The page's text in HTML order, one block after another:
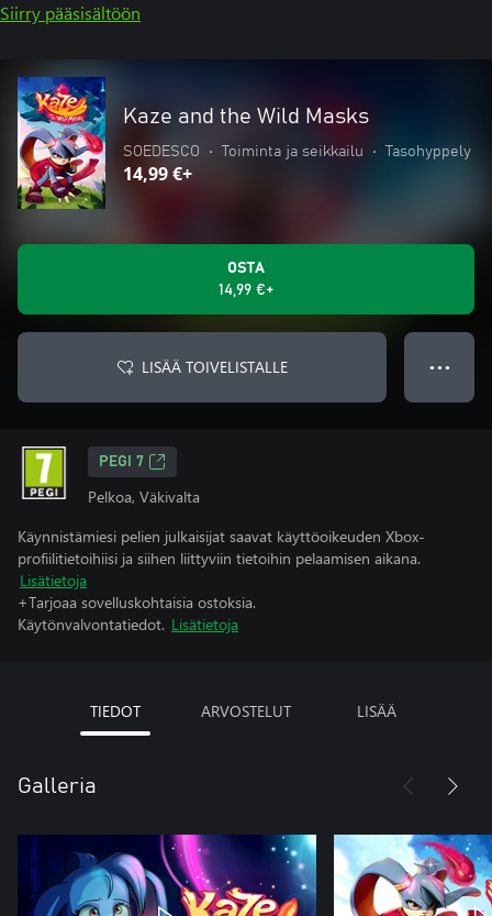
Siirry pääsisältöön
Kaze and the Wild Masks
SOEDESCO • Toiminta ja seikkailu • Tasohyppely
14,99 €+
OSTA
14,99 €+
LISÄÄ TOIVELISTALLE ● ● ●
PEGI 7
Pelkoa, Väkivalta
Käynnistämiesi pelien julkaisijat saavat käyttöoikeuden Xbox-
profiilitietoihiisi ja siihen liittyviin tietoihin pelaamisen aikana.
Lisätietoja
+Tarjoaa sovelluskohtaisia ostoksia.
Käytönvalvontatiedot. Lisätietoja
TIEDOT ARVOSTELUT LISÄÄ
Galleria